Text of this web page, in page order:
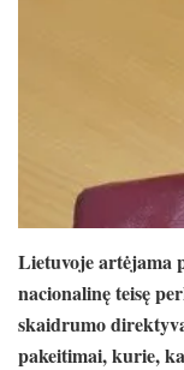
Lietuvoje artėjama
nacionalinę teisę
skaidrumo
pakeitimai, kurie,